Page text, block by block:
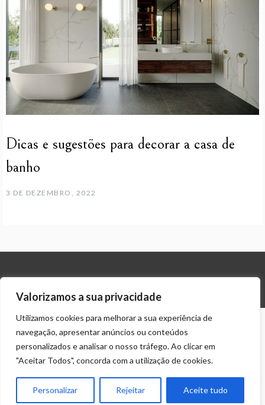
Valorizamos a sua privacidade
Utilizamos cookies para melhorar a sua experiência de
navegação, apresentar anúncios ou conteúdos
personalizados e analisar o nosso tráfego. Ao clicar em
"Aceitar Todos", concorda com a utilização de cookies.
Personalizar Rejeitar Aceite tudo
Dicas e sugestões para decorar a casa de
banho
3 DE DEZEMBRO, 2022